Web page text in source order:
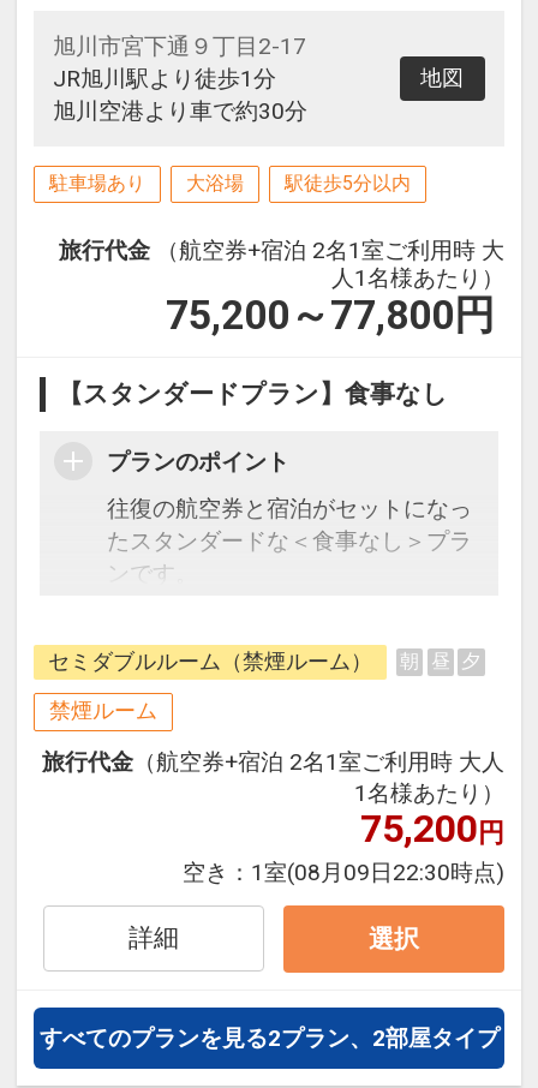
旭川市宮下通９丁目2-17
JR旭川駅より徒歩1分
旭川空港より車で約30分
地図
駐車場あり 大浴場 駅徒歩5分以内
旅行代金
（航空券+宿泊 2名1室ご利用時 大
人1名様あたり）
75,200～77,800 円
【スタンダードプラン】食事なし
プランのポイント
往復の航空券と宿泊がセットになっ
たスタンダードな＜食事なし＞プラ
ンです。
できるダイナミックパッケージだか
ら、一都市滞在はもちろん周遊旅行
にも最適！
旅行期間中の1泊だけの宿泊や延
泊・飛び泊なども自由自在です。
フライトは、安心のJAL（または
JALグループ）確約！フライトマイ
ル50%貯まります。
通・体験プランなどの追加（同時予
約）が可能なプランもございます。
セミダブルルーム（禁煙ルーム） 朝 昼 夕
禁煙ルーム
旅行代金 （航空券+宿泊 2名1室ご利用時 大人
1名様あたり）
75,200円
空き： 1室(08月09日22:30時点)
詳細 選択
すべてのプランを見る2プラン、2部屋タイプ